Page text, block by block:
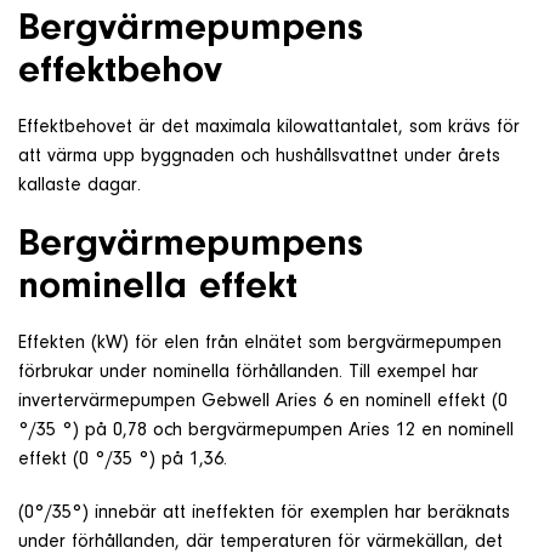
Bergvärmepumpens
effektbehov
Effektbehovet är det maximala kilowattantalet, som krävs för
att värma upp byggnaden och hushållsvattnet under årets
kallaste dagar.
Bergvärmepumpens
nominella effekt
Effekten (kW) för elen från elnätet som bergvärmepumpen
förbrukar under nominella förhållanden. Till exempel har
invertervärmepumpen Gebwell Aries 6 en nominell effekt (0
°/35 °) på 0,78 och bergvärmepumpen Aries 12 en nominell
effekt (0 °/35 °) på 1,36.
(0°/35°) innebär att ineffekten för exemplen har beräknats
under förhållanden, där temperaturen för värmekällan, det